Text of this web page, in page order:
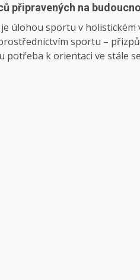
připravených na
úlohou sportu v
sportu –
potřeba k orientaci ve stále